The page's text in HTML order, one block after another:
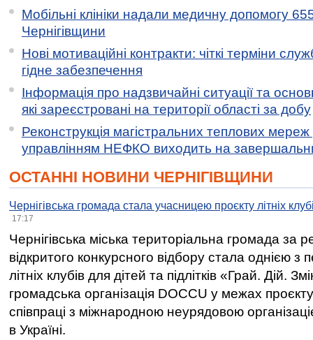
Мобільні клініки надали медичну допомогу
Чернігівщини
Нові мотиваційні контракти: чіткі терміни
гідне забезпечення
Інформація про надзвичайні ситуації та
які зареєстровані на території області за добу
Реконструкція магістральних теплових мереж
управлінням НЕФКО виходить на
ОСТАННІ НОВИНИ ЧЕРНІГІВЩИНИ
Чернігівська громада стала учасницею проєкту літніх
17:17
Чернігівська міська територіальна громада за
відкритого конкурсного відбору стала однією
літніх клубів для дітей та підлітків «Грай. Дій.
громадська організація DOCCU у межах
співпраці з міжнародною неурядовою
в Україні.